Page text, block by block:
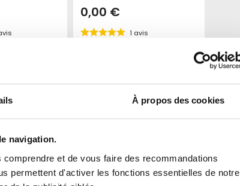
À propos des cookies
navigation.
et de vous faire des recommandations
permettent d'activer les fonctions essentielles de notre
Ajouter
Ajouter
0,00 €
1 avis
Voir le produit
Ajouter
à
Ajouter
au